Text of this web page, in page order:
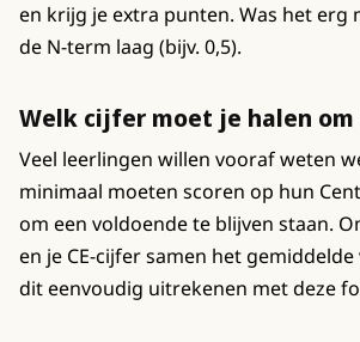
en krijg je extra punten. Was het erg
de N-term laag (bijv. 0,5).
Welk cijfer moet je halen om
Veel leerlingen willen vooraf weten
minimaal moeten scoren op hun
om een voldoende te blijven staan.
en je CE-cijfer samen het
dit eenvoudig uitrekenen met deze